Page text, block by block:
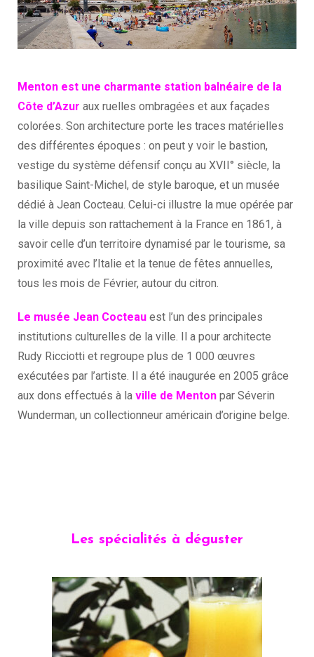
Menton est une charmante station balnéaire de la
Côte d’Azur aux ruelles ombragées et aux façades
colorées. Son architecture porte les traces matérielles
des différentes époques : on peut y voir le bastion,
vestige du système défensif conçu au XVII° siècle, la
basilique Saint-Michel, de style baroque, et un musée
dédié à Jean Cocteau. Celui-ci illustre la mue opérée par
la ville depuis son rattachement à la France en 1861, à
savoir celle d’un territoire dynamisé par le tourisme, sa
proximité avec l’Italie et la tenue de fêtes annuelles,
tous les mois de Février, autour du citron.
Le musée Jean Cocteau est l’un des principales
institutions culturelles de la ville. Il a pour architecte
Rudy Ricciotti et regroupe plus de 1 000 œuvres
exécutées par l’artiste. Il a été inaugurée en 2005 grâce
aux dons effectués à la ville de Menton par Séverin
Wunderman, un collectionneur américain d’origine belge.
Les spécialités à déguster